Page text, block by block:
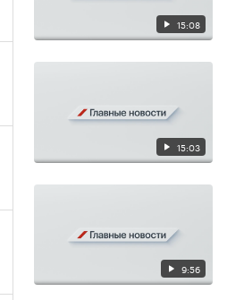
15:08
15:03
9:56